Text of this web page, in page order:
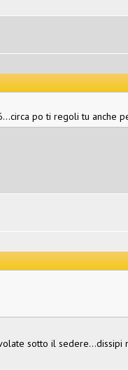
po ti regoli tu anche
sotto il sedere...dissipi